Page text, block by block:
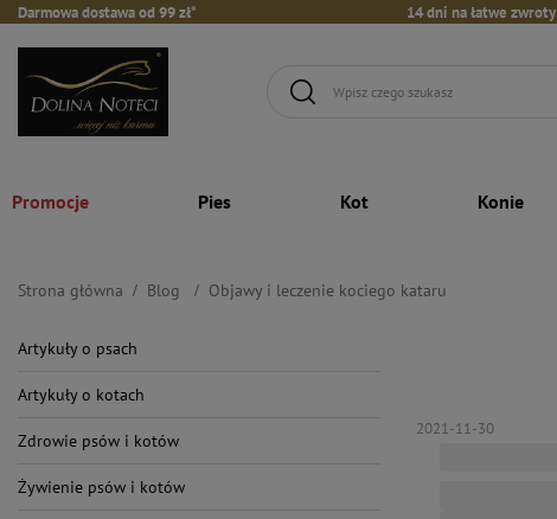
Darmowa dostawa od 99 zł* 14 dni na łatwe zwroty
Promocje Pies Kot Konie
Strona główna Blog Objawy i leczenie kociego kataru
Artykuły o psach
Artykuły o kotach
Zdrowie psów i kotów
Żywienie psów i kotów
2021-11-30